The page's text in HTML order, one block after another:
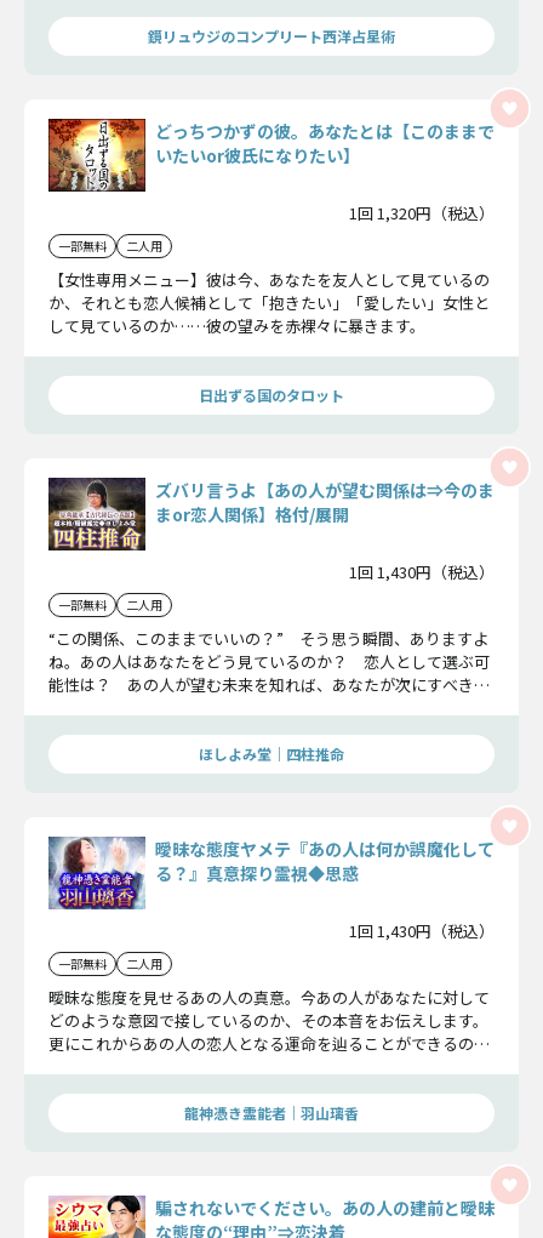
の転機を教えます。
鏡リュウジのコンプリート西洋占星術
どっちつかずの彼。あなたとは【このままで
いたいor彼氏になりたい】
1回 1,320円（税込）
一部無料 二人用
【女性専用メニュー】彼は今、あなたを友人として見ているの
か、それとも恋人候補として「抱きたい」「愛したい」女性と
して見ているのか……彼の望みを赤裸々に暴きます。
日出ずる国のタロット
ズバリ言うよ【あの人が望む関係は⇒今のま
まor恋人関係】格付/展開
1回 1,430円（税込）
一部無料 二人用
“この関係、このままでいいの？” そう思う瞬間、ありますよ
ね。あの人はあなたをどう見ているのか？ 恋人として選ぶ可
能性は？ あの人が望む未来を知れば、あなたが次にすべきこ
ほしよみ堂｜四柱推命
曖昧な態度ヤメテ『あの人は何か誤魔化して
る？』真意探り霊視◆思惑
1回 1,430円（税込）
一部無料 二人用
曖昧な態度を見せるあの人の真意。今あの人があなたに対して
どのような意図で接しているのか、その本音をお伝えします。
更にこれからあの人の恋人となる運命を辿ることができるの
龍神憑き霊能者｜羽山璃香
騙されないでください。あの人の建前と曖昧
な態度の“理由”⇒恋決着